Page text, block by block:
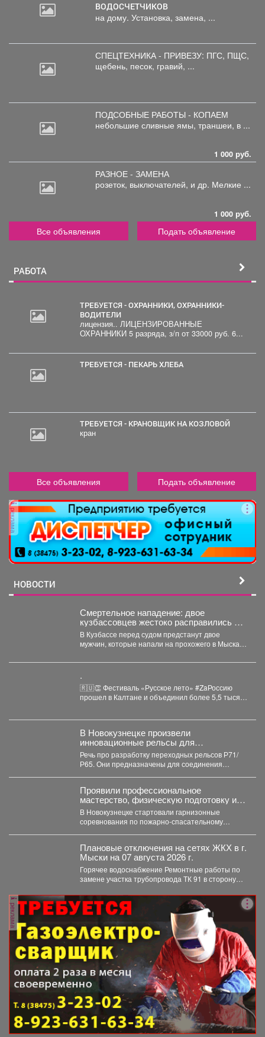
ВОДОСЧЕТЧИКОВ
на дому. Установка, замена, ...
СПЕЦТЕХНИКА - ПРИВЕЗУ: ПГС, ПЩС,
щебень, песок, гравий, ...
ПОДСОБНЫЕ РАБОТЫ - КОПАЕМ
небольшие сливные ямы, траншеи, в ...
1 000 руб.
РАЗНОЕ - ЗАМЕНА
розеток, выключателей, и др. Мелкие ...
1 000 руб.
Все объявления Подать объявление
РАБОТА
ТРЕБУЕТСЯ - ОХРАННИКИ, ОХРАННИКИ-
ВОДИТЕЛИ
лицензия.. ЛИЦЕНЗИРОВАННЫЕ
ОХРАННИКИ 5 разряда, з/п от 33000 руб. 6...
ТРЕБУЕТСЯ - ПЕКАРЬ ХЛЕБА
ТРЕБУЕТСЯ - КРАНОВЩИК НА КОЗЛОВОЙ
кран
Все объявления Подать объявление
реклама
НОВОСТИ
Смертельное нападение: двое
кузбассовцев жестоко расправились с
прохожим
В Кузбассе перед судом предстанут двое
мужчин, которые напали на прохожего в Мысках
.
🇷🇺👏 Фестиваль «Русское лето» #ZaРоссию
прошел в Калтане и объединил более 5,5 тысяч
В Новокузнецке произвели
инновационные рельсы для
тяжеловесного движения
Речь про разработку переходных рельсов Р71/
Р65. Они предназначены для соединения
Проявили профессиональное
мастерство, физическую подготовку и
командный дух.
В Новокузнецке стартовали гарнизонные
соревнования по пожарно-спасательному
Плановые отключения на сетях ЖКХ в г.
Мыски на 07 августа 2026 г.
Горячее водоснабжение Ремонтные работы по
замене участка трубопровода ТК 91 в сторону
реклама